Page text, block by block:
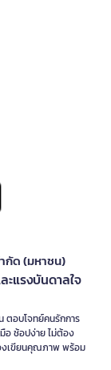
กัด (มหาชน)
ะแรงบันดาลใจ
ตอบโจทย์คนรักการ
อ ช้อปง่าย ไม่ต้อง
งเขียนคุณภาพ พร้อม